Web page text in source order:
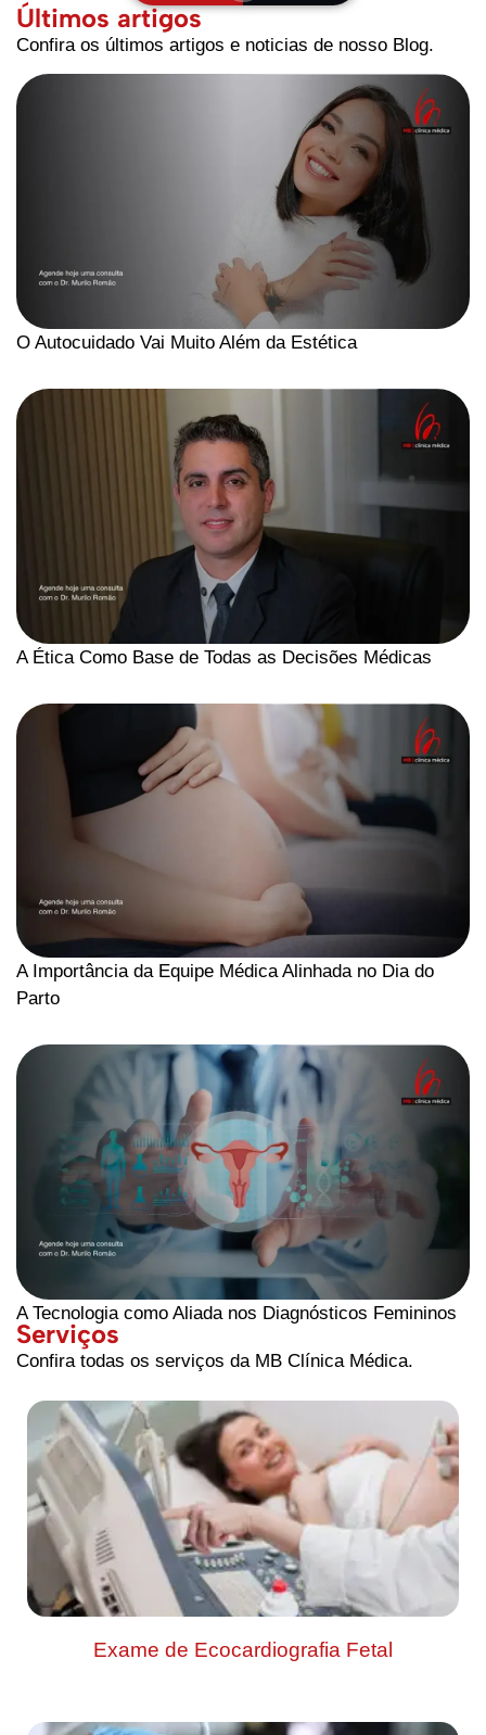
Últimos artigos
Confira os últimos artigos e noticias de nosso Blog.
O Autocuidado Vai Muito Além da Estética
A Ética Como Base de Todas as Decisões Médicas
A Importância da Equipe Médica Alinhada no Dia do
Parto
A Tecnologia como Aliada nos Diagnósticos Femininos
Serviços
Confira todas os serviços da MB Clínica Médica.
Exame de Ecocardiografia Fetal